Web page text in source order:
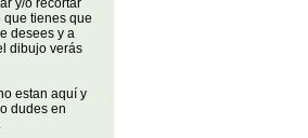
y/o recortar
que tienes que
desees y a
dibujo verás
estan aquí y
dudes en